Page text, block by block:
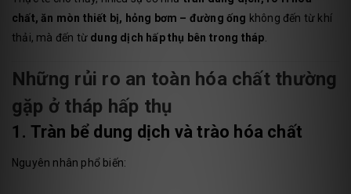
chất, ăn mòn thiết bị, hỏng bơm – đường ống không đến từ khí
thải, mà đến từ dung dịch hấp thụ bên trong tháp.
Những rủi ro an toàn hóa chất thường
gặp ở tháp hấp thụ
1. Tràn bể dung dịch và trào hóa chất
Nguyên nhân phổ biến: